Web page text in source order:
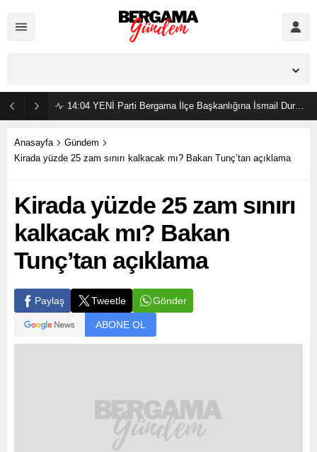
14:04 YENİ Parti Bergama İlçe Başkanlığına İsmail Durmaz görevlendirildi
Anasayfa
Gündem
Kirada yüzde 25 zam sınırı kalkacak mı? Bakan Tunç’tan açıklama
Kirada yüzde 25 zam sınırı
kalkacak mı? Bakan
Tunç’tan açıklama
Paylaş Tweetle Gönder
ABONE OL